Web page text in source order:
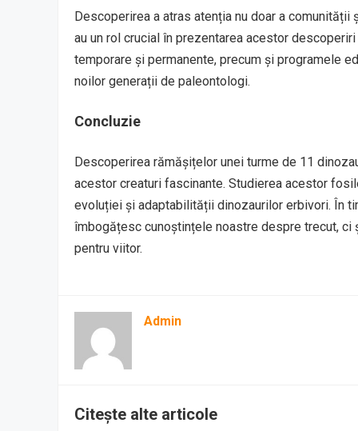
Descoperirea a atras atenția nu doar a
au un rol crucial în prezentarea acestor
temporare și permanente, precum și programele
noilor generații de paleontologi.
Concluzie
Descoperirea rămășițelor unei turme de 11
acestor creaturi fascinante. Studierea acestor
evoluției și adaptabilității dinozaurilor erbivori. În
îmbogățesc cunoștințele noastre despre trecut,
pentru viitor.
Admin
Citește alte articole